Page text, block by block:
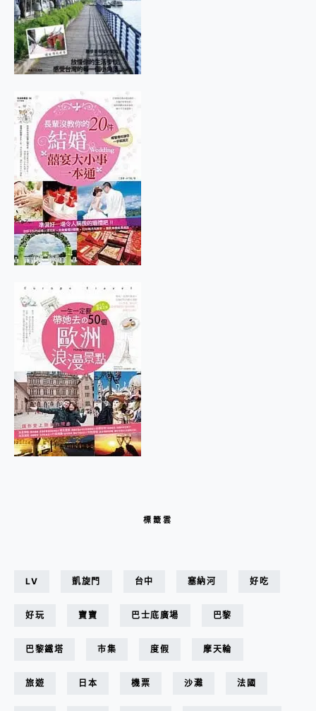
標籤雲
LV 凱旋門 台中 塞納河 好吃
好玩 寶寶 巴士底廣場 巴黎
巴黎鐵塔 市集 度假 摩天輪
旅遊 日本 機票 沙灘 法國